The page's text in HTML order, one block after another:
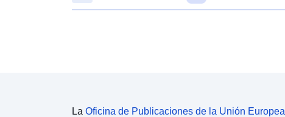
La Oficina de Publicaciones de la Unión Europea